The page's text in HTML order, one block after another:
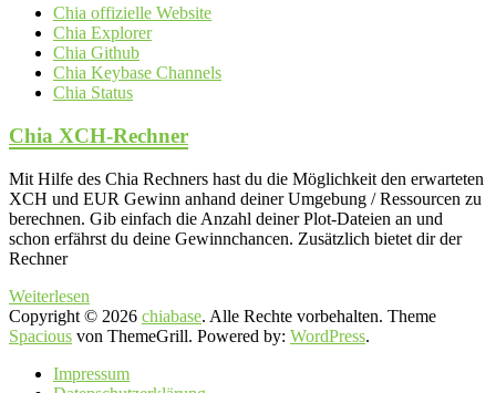
Chia offizielle Website
Chia Explorer
Chia Github
Chia Keybase Channels
Chia Status
Chia XCH-Rechner
Mit Hilfe des Chia Rechners hast du die Möglichkeit den erwarteten
XCH und EUR Gewinn anhand deiner Umgebung / Ressourcen zu
berechnen. Gib einfach die Anzahl deiner Plot-Dateien an und
schon erfährst du deine Gewinnchancen. Zusätzlich bietet dir der
Rechner
Weiterlesen
Copyright © 2026 chiabase. Alle Rechte vorbehalten. Theme
Spacious von ThemeGrill. Powered by: WordPress.
Impressum